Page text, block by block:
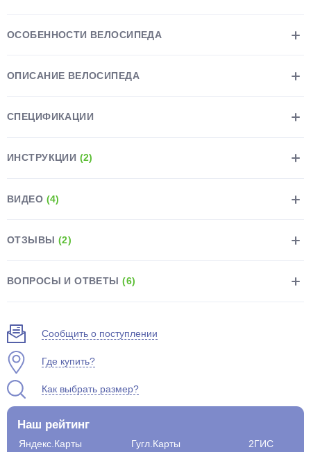
ОСОБЕННОСТИ ВЕЛОСИПЕДА
ОПИСАНИЕ ВЕЛОСИПЕДА
СПЕЦИФИКАЦИИ
ИНСТРУКЦИИ (2)
ВИДЕО (4)
ОТЗЫВЫ (2)
ВОПРОСЫ И ОТВЕТЫ(6)
Сообщить о поступлении
Где купить?
Как выбрать размер?
Наш рейтинг
Яндекс.Карты
Гугл.Карты
2ГИС